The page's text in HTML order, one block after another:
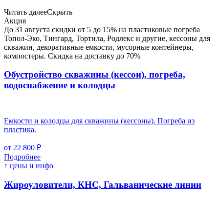
Читать далееСкрыть
Акция
До 31 августа скидки от 5 до 15% на пластиковые погреба
Топол-Эко, Тингард, Тортила, Родлекс и другие, кессоны для
скважин, декоративные емкости, мусорные контейнеры,
компостеры. Скидка на доставку до 70%
Обустройство скважины (кессон), погреба,
водоснабжение и колодцы
Емкости и колодцы для скважины (кессоны). Погреба из
пластика.
от 22 800 ₽
Подробнее
↑ цены и инфо
Жироуловители, КНС, Гальванические линии